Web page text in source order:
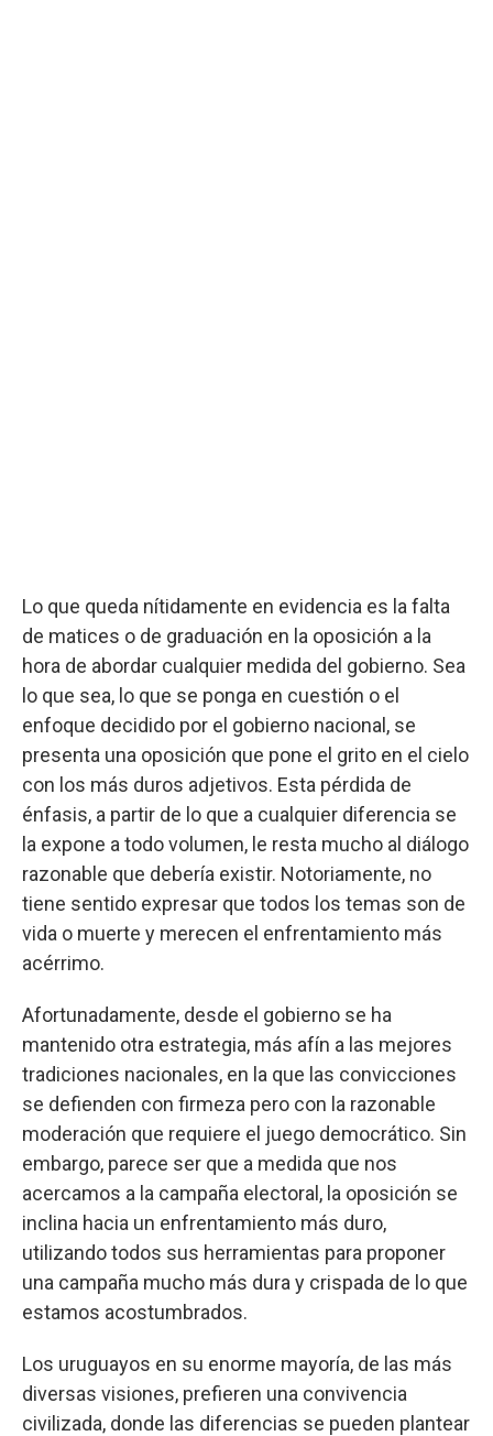
Lo que queda nítidamente en evidencia es la falta
de matices o de graduación en la oposición a la
hora de abordar cualquier medida del gobierno. Sea
lo que sea, lo que se ponga en cuestión o el
enfoque decidido por el gobierno nacional, se
presenta una oposición que pone el grito en el cielo
con los más duros adjetivos. Esta pérdida de
énfasis, a partir de lo que a cualquier diferencia se
la expone a todo volumen, le resta mucho al diálogo
razonable que debería existir. Notoriamente, no
tiene sentido expresar que todos los temas son de
vida o muerte y merecen el enfrentamiento más
acérrimo.
Afortunadamente, desde el gobierno se ha
mantenido otra estrategia, más afín a las mejores
tradiciones nacionales, en la que las convicciones
se defienden con firmeza pero con la razonable
moderación que requiere el juego democrático. Sin
embargo, parece ser que a medida que nos
acercamos a la campaña electoral, la oposición se
inclina hacia un enfrentamiento más duro,
utilizando todos sus herramientas para proponer
una campaña mucho más dura y crispada de lo que
estamos acostumbrados.
Los uruguayos en su enorme mayoría, de las más
diversas visiones, prefieren una convivencia
civilizada, donde las diferencias se pueden plantear